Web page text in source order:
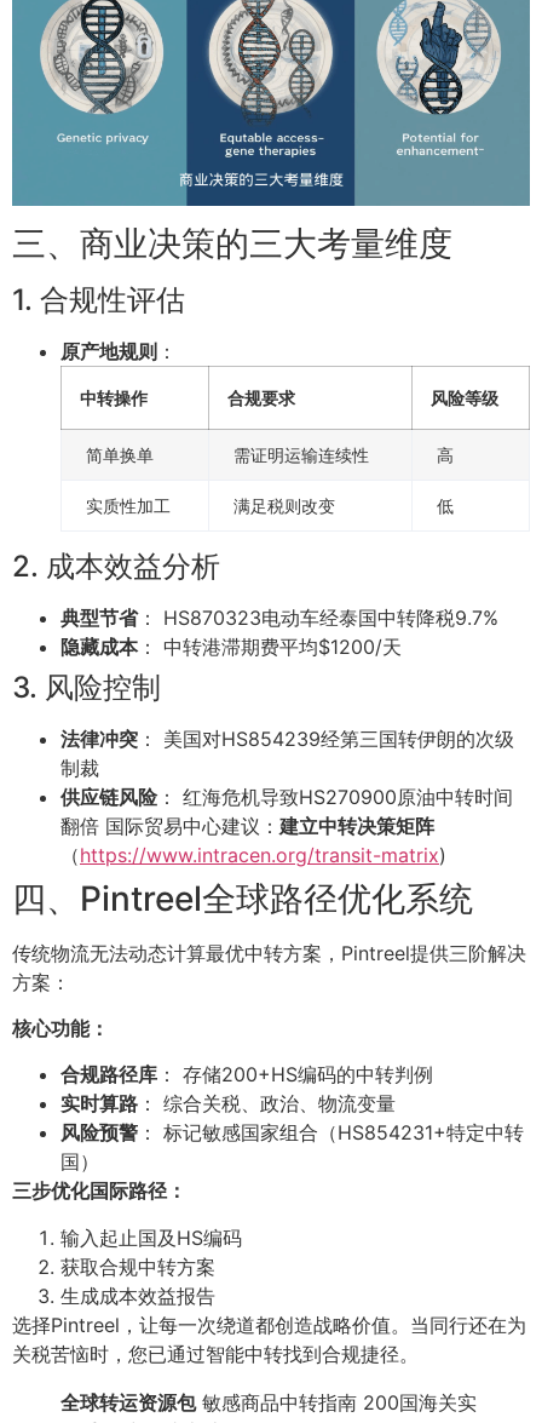
三、商业决策的三大考量维度
1. 合规性评估
原产地规则 ：
中转操作 合规要求 风险等级
简单换单 需证明运输连续性 高
实质性加工 满足税则改变 低
2. 成本效益分析
典型节省： HS870323电动车经泰国中转降税9.7%
隐藏成本： 中转港滞期费平均$1200/天
3. 风险控制
法律冲突 ： 美国对HS854239经第三国转伊朗的次级
制裁
供应链风险： 红海危机导致HS270900原油中转时间
翻倍 国际贸易中心建议： 建立中转决策矩阵
（https://www.intracen.org/transit-matrix)
四、Pintreel全球路径优化系统
传统物流无法动态计算最优中转方案，Pintreel提供三阶解决
方案：
核心功能：
合规路径库 ： 存储200+HS编码的中转判例
实时算路 ： 综合关税、政治、物流变量
风险预警 ： 标记敏感国家组合（HS854231+特定中转
国）
三步优化国际路径：
输入起止国及HS编码
获取合规中转方案
生成成本效益报告
选择Pintreel，让每一次绕道都创造战略价值。当同行还在为
关税苦恼时，您已通过智能中转找到合规捷径。
全球转运资源包敏感商品中转指南 200国海关实